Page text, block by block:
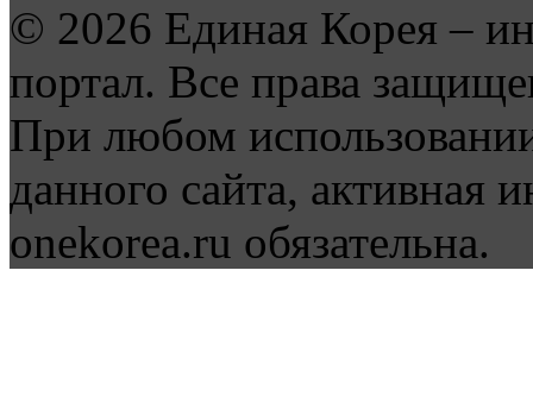
© 2026 Единая Корея –
портал. Все права
При любом
данного сайта, активная
onekorea.ru обязательна.